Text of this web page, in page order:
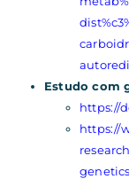
Estudo com
https://
https://